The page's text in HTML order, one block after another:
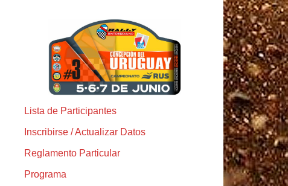
Lista de Participantes
Inscribirse / Actualizar Datos
Reglamento Particular
Programa